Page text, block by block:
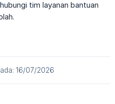
tim layanan bantuan
16/07/2026